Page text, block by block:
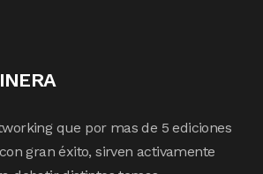
que por mas de 5 ediciones
gran éxito, sirven activamente